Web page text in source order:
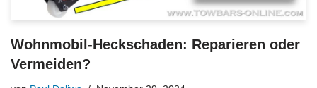
Wohnmobil-Heckschaden: Reparieren oder
Vermeiden?